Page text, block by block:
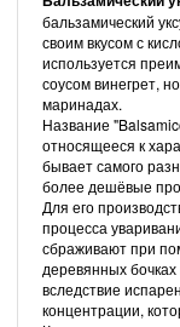
бальзамический
своим вкусом с
используется
соусом винегрет,
маринадах.
Название
относящееся к
бывает самого
более дешёвые
Для его
процесса
сбраживают при
деревянных
вследствие
концентрации,